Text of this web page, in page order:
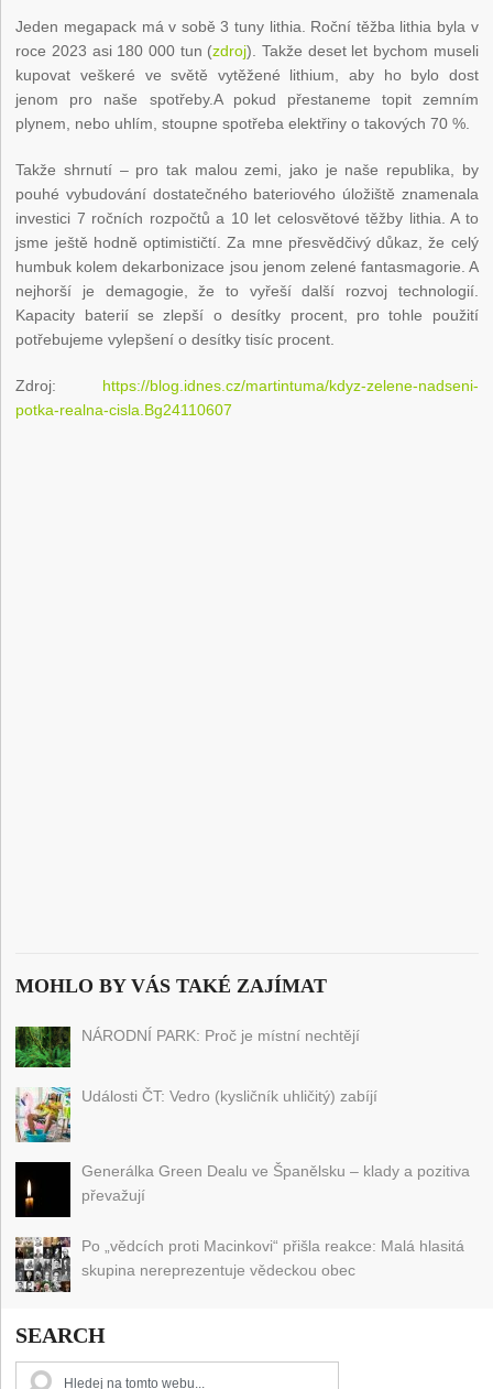
Jeden megapack má v sobě 3 tuny lithia. Roční těžba lithia byla v
roce 2023 asi 180 000 tun (zdroj). Takže deset let bychom museli
kupovat veškeré ve světě vytěžené lithium, aby ho bylo dost
jenom pro naše spotřeby.A pokud přestaneme topit zemním
plynem, nebo uhlím, stoupne spotřeba elektřiny o takových 70 %.
Takže shrnutí – pro tak malou zemi, jako je naše republika, by
pouhé vybudování dostatečného bateriového úložiště znamenala
investici 7 ročních rozpočtů a 10 let celosvětové těžby lithia. A to
jsme ještě hodně optimističtí. Za mne přesvědčivý důkaz, že celý
humbuk kolem dekarbonizace jsou jenom zelené fantasmagorie. A
nejhorší je demagogie, že to vyřeší další rozvoj technologií.
Kapacity baterií se zlepší o desítky procent, pro tohle použití
potřebujeme vylepšení o desítky tisíc procent.
Zdroj: https://blog.idnes.cz/martintuma/kdyz-zelene-nadseni-
potka-realna-cisla.Bg24110607
MOHLO BY VÁS TAKÉ ZAJÍMAT
NÁRODNÍ PARK: Proč je místní nechtějí
Události ČT: Vedro (kysličník uhličitý) zabíjí
Generálka Green Dealu ve Španělsku – klady a pozitiva
převažují
Po „vědcích proti Macinkovi“ přišla reakce: Malá hlasitá
skupina nereprezentuje vědeckou obec
SEARCH